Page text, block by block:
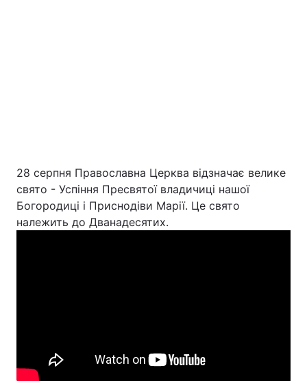
Київ Львів
Техно і зв'язок Лайт
28 серпня Православна Церква відзначає велике
свято - Успіння Пресвятої владичиці нашої
Богородиці і Приснодіви Марії. Це свято
належить до Дванадесятих.